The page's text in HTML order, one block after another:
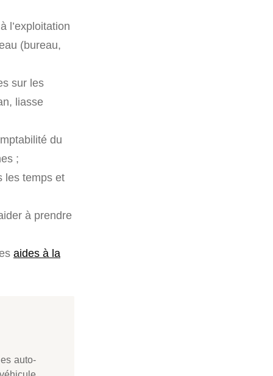
l’exploitation
(bureau,
sur les
liasse
du
;
les temps et
à prendre
aides à la
auto-